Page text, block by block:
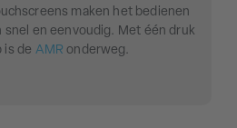
maken het bedienen
snel en eenvoudig. Met één druk
is de AMR onderweg.